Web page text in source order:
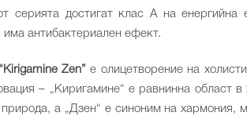
серията достигат клас А на енергийна
антибактериален ефект.
“Kirigamine Zen” е олицетворение на
– „Киригамине“ е равнинна област
а „Дзен“ е синоним на хармония,